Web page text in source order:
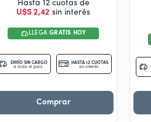
Hasta 12 cuotas de
U$S 2,42 sin interés
LLEGAGRATIS HOY
ENVÍO SIN CARGO
a todo el país
HASTA 12 CUOTAS
sin interés
Comprar